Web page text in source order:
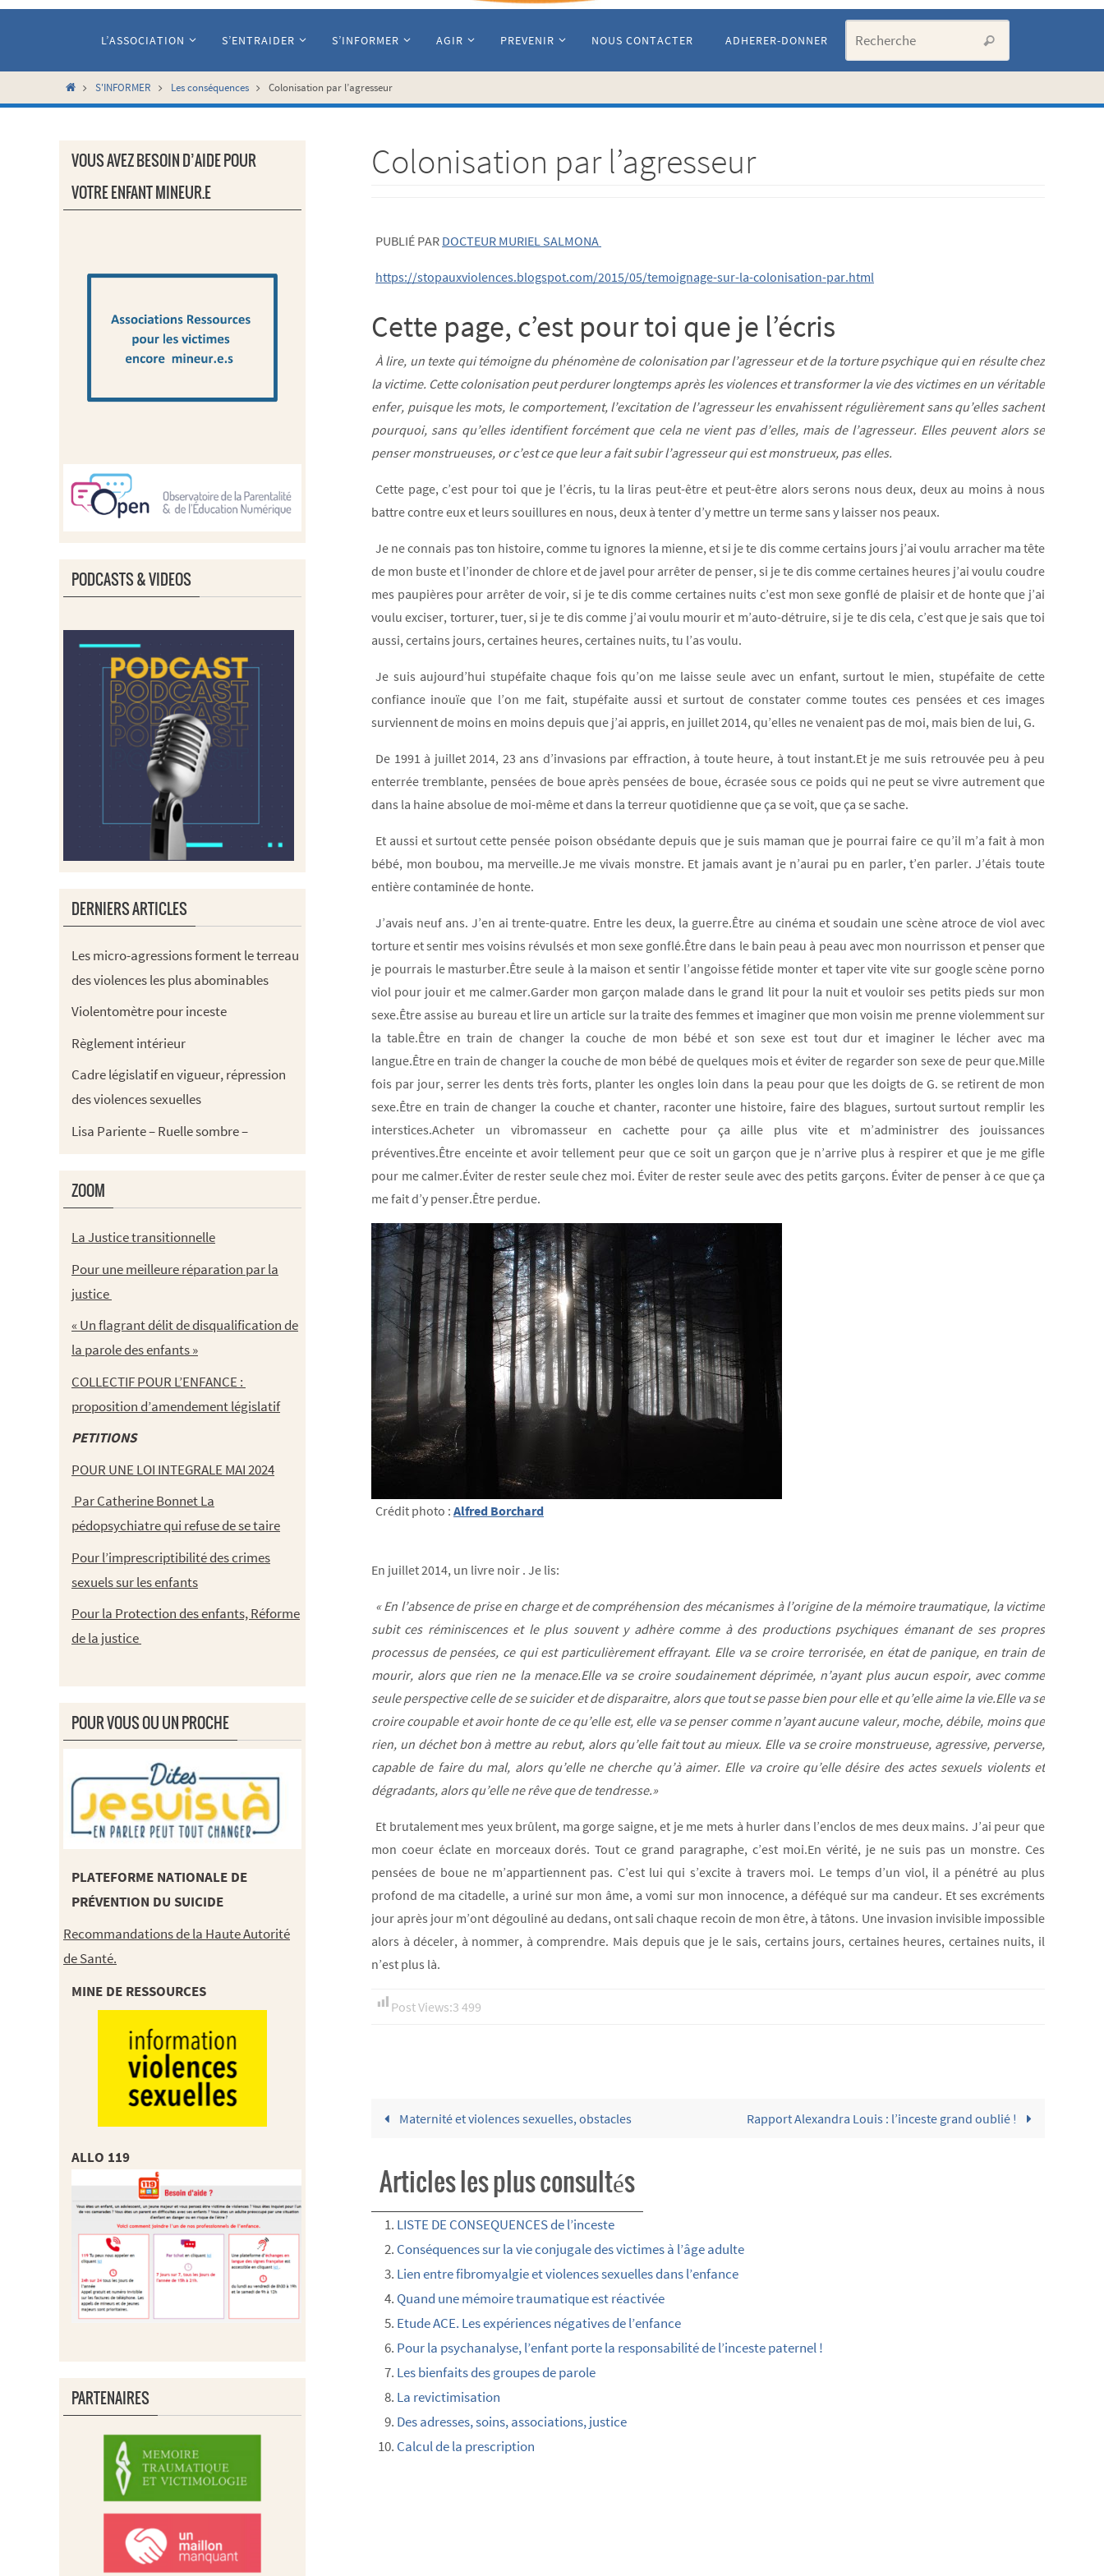
L’ASSOCIATION S’ENTRAIDER S’INFORMER AGIR PREVENIR NOUS CONTACTER ADHERER-DONNER Recherche
HomeS'INFORMER Les conséquences Colonisation par l’agresseur
Colonisation par l’agresseur
PUBLIÉ PAR DOCTEUR MURIEL SALMONA
https://stopauxviolences.blogspot.com/2015/05/temoignage-sur-la-colonisation-par.html
Cette page, c’est pour toi que je l’écris
À lire, un texte qui témoigne du phénomène de colonisation par l’agresseur et de la torture psychique qui en résulte chez
la victime. Cette colonisation peut perdurer longtemps après les violences et transformer la vie des victimes en un véritable
enfer, puisque les mots, le comportement, l’excitation de l’agresseur les envahissent régulièrement sans qu’elles sachent
pourquoi, sans qu’elles identifient forcément que cela ne vient pas d’elles, mais de l’agresseur. Elles peuvent alors se
penser monstrueuses, or c’est ce que leur a fait subir l’agresseur qui est monstrueux, pas elles.
Cette page, c’est pour toi que je l’écris, tu la liras peut-être et peut-être alors serons nous deux, deux au moins à nous
battre contre eux et leurs souillures en nous, deux à tenter d’y mettre un terme sans y laisser nos peaux.
Je ne connais pas ton histoire, comme tu ignores la mienne, et si je te dis comme certains jours j’ai voulu arracher ma tête
de mon buste et l’inonder de chlore et de javel pour arrêter de penser, si je te dis comme certaines heures j’ai voulu coudre
mes paupières pour arrêter de voir, si je te dis comme certaines nuits c’est mon sexe gonflé de plaisir et de honte que j’ai
voulu exciser, torturer, tuer, si je te dis comme j’ai voulu mourir et m’auto-détruire, si je te dis cela, c’est que je sais que toi
aussi, certains jours, certaines heures, certaines nuits, tu l’as voulu.
Je suis aujourd’hui stupéfaite chaque fois qu’on me laisse seule avec un enfant, surtout le mien, stupéfaite de cette
confiance inouïe que l’on me fait, stupéfaite aussi et surtout de constater comme toutes ces pensées et ces images
surviennent de moins en moins depuis que j’ai appris, en juillet 2014, qu’elles ne venaient pas de moi, mais bien de lui, G.
De 1991 à juillet 2014, 23 ans d’invasions par effraction, à toute heure, à tout instant.Et je me suis retrouvée peu à peu
enterrée tremblante, pensées de boue après pensées de boue, écrasée sous ce poids qui ne peut se vivre autrement que
dans la haine absolue de moi-même et dans la terreur quotidienne que ça se voit, que ça se sache.
Et aussi et surtout cette pensée poison obsédante depuis que je suis maman que je pourrai faire ce qu’il m’a fait à mon
bébé, mon boubou, ma merveille.Je me vivais monstre. Et jamais avant je n’aurai pu en parler, t’en parler. J’étais toute
entière contaminée de honte.
J’avais neuf ans. J’en ai trente-quatre. Entre les deux, la guerre.Être au cinéma et soudain une scène atroce de viol avec
torture et sentir mes voisins révulsés et mon sexe gonflé.Être dans le bain peau à peau avec mon nourrisson et penser que
je pourrais le masturber.Être seule à la maison et sentir l’angoisse fétide monter et taper vite vite sur google scène porno
viol pour jouir et me calmer.Garder mon garçon malade dans le grand lit pour la nuit et vouloir ses petits pieds sur mon
sexe.Être assise au bureau et lire un article sur la traite des femmes et imaginer que mon voisin me prenne violemment sur
la table.Être en train de changer la couche de mon bébé et son sexe est tout dur et imaginer le lécher avec ma
langue.Être en train de changer la couche de mon bébé de quelques mois et éviter de regarder son sexe de peur que.Mille
fois par jour, serrer les dents très forts, planter les ongles loin dans la peau pour que les doigts de G. se retirent de mon
sexe.Être en train de changer la couche et chanter, raconter une histoire, faire des blagues, surtout surtout remplir les
interstices.Acheter un vibromasseur en cachette pour ça aille plus vite et m’administrer des jouissances
préventives.Être enceinte et avoir tellement peur que ce soit un garçon que je n’arrive plus à respirer et que je me gifle
pour me calmer.Éviter de rester seule chez moi. Éviter de rester seule avec des petits garçons. Éviter de penser à ce que ça
me fait d’y penser.Être perdue.
Crédit photo : Alfred Borchard
En juillet 2014, un livre noir . Je lis:
« En l’absence de prise en charge et de compréhension des mécanismes à l’origine de la mémoire traumatique, la victime
subit ces réminiscences et le plus souvent y adhère comme à des productions psychiques émanant de ses propres
processus de pensées, ce qui est particulièrement effrayant. Elle va se croire terrorisée, en état de panique, en train de
mourir, alors que rien ne la menace.Elle va se croire soudainement déprimée, n’ayant plus aucun espoir, avec comme
seule perspective celle de se suicider et de disparaitre, alors que tout se passe bien pour elle et qu’elle aime la vie.Elle va se
croire coupable et avoir honte de ce qu’elle est, elle va se penser comme n’ayant aucune valeur, moche, débile, moins que
rien, un déchet bon à mettre au rebut, alors qu’elle fait tout au mieux. Elle va se croire monstrueuse, agressive, perverse,
capable de faire du mal, alors qu’elle ne cherche qu’à aimer. Elle va croire qu’elle désire des actes sexuels violents et
dégradants, alors qu’elle ne rêve que de tendresse.»
Et brutalement mes yeux brûlent, ma gorge saigne, et je me mets à hurler dans l’enclos de mes deux mains. J’ai peur que
mon coeur éclate en morceaux dorés. Tout ce grand paragraphe, c’est moi.En vérité, je ne suis pas un monstre. Ces
pensées de boue ne m’appartiennent pas. C’est lui qui s’excite à travers moi. Le temps d’un viol, il a pénétré au plus
profond de ma citadelle, a uriné sur mon âme, a vomi sur mon innocence, a déféqué sur ma candeur. Et ses excréments
jour après jour m’ont dégouliné au dedans, ont sali chaque recoin de mon être, à tâtons. Une invasion invisible impossible
alors à déceler, à nommer, à comprendre. Mais depuis que je le sais, certains jours, certaines heures, certaines nuits, il
n’est plus là.
Post Views:3 499
Maternité et violences sexuelles, obstacles Rapport Alexandra Louis : l’inceste grand oublié !
Articles les plus consultés
LISTE DE CONSEQUENCES de l’inceste
Conséquences sur la vie conjugale des victimes à l’âge adulte
Lien entre fibromyalgie et violences sexuelles dans l’enfance
Quand une mémoire traumatique est réactivée
Etude ACE. Les expériences négatives de l’enfance
Pour la psychanalyse, l’enfant porte la responsabilité de l’inceste paternel !
Les bienfaits des groupes de parole
La revictimisation
Des adresses, soins, associations, justice
Calcul de la prescription
VOUS AVEZ BESOIN D’AIDE POUR
VOTRE ENFANT MINEUR.E
PODCASTS & VIDEOS
DERNIERS ARTICLES
Les micro-agressions forment le terreau
des violences les plus abominables
Violentomètre pour inceste
Règlement intérieur
Cadre législatif en vigueur, répression
des violences sexuelles
Lisa Pariente – Ruelle sombre –
ZOOM
La Justice transitionnelle
Pour une meilleure réparation par la
justice
« Un flagrant délit de disqualification de
la parole des enfants »
COLLECTIF POUR L’ENFANCE :
proposition d’amendement législatif
PETITIONS
POUR UNE LOI INTEGRALE MAI 2024
Par Catherine Bonnet La
pédopsychiatre qui refuse de se taire
Pour l’imprescriptibilité des crimes
sexuels sur les enfants
Pour la Protection des enfants, Réforme
de la justice
POUR VOUS OU UN PROCHE
PLATEFORME NATIONALE DE
PRÉVENTION DU SUICIDE
Recommandations de la Haute Autorité
de Santé.
MINE DE RESSOURCES
ALLO 119
PARTENAIRES